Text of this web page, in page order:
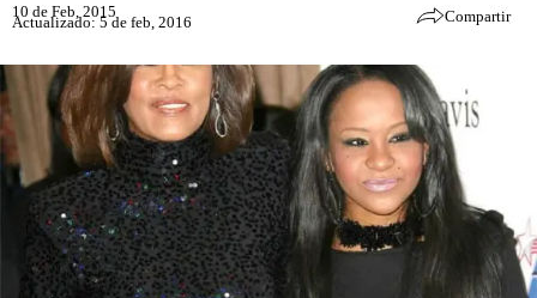
10 de Feb, 2015
Actualizado: 5 de feb, 2016 Compartir